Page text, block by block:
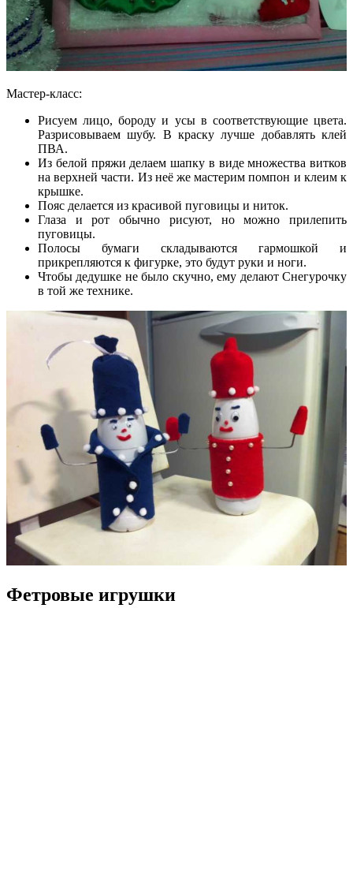
Мастер-класс:
Рисуем лицо, бороду и усы в соответствующие цвета.
Разрисовываем шубу. В краску лучше добавлять клей
ПВА.
Из белой пряжи делаем шапку в виде множества витков
на верхней части. Из неё же мастерим помпон и клеим к
крышке.
Пояс делается из красивой пуговицы и ниток.
Глаза и рот обычно рисуют, но можно прилепить
пуговицы.
Полосы бумаги складываются гармошкой и
прикрепляются к фигурке, это будут руки и ноги.
Чтобы дедушке не было скучно, ему делают Снегурочку
в той же технике.
Фетровые игрушки